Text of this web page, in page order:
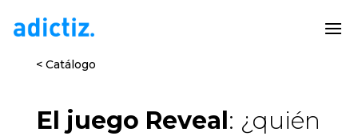
< Catálogo
El juego Reveal: ¿quién